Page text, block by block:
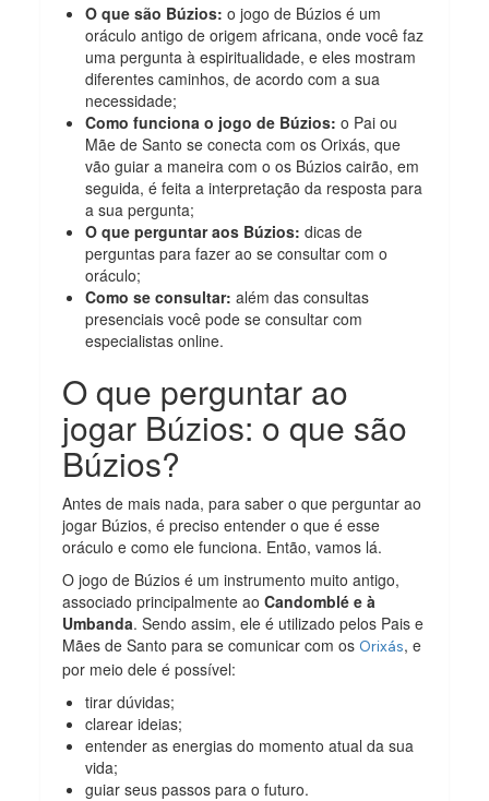
O que são Búzios: o jogo de Búzios é um
oráculo antigo de origem africana, onde você faz
uma pergunta à espiritualidade, e eles mostram
diferentes caminhos, de acordo com a sua
necessidade;
Como funciona o jogo de Búzios: o Pai ou
Mãe de Santo se conecta com os Orixás, que
vão guiar a maneira com o os Búzios cairão, em
seguida, é feita a interpretação da resposta para
a sua pergunta;
O que perguntar aos Búzios: dicas de
perguntas para fazer ao se consultar com o
oráculo;
Como se consultar:além das consultas
presenciais você pode se consultar com
especialistas online.
O que perguntar ao
jogar Búzios: o que são
Búzios?
Antes de mais nada, para saber o que perguntar ao
jogar Búzios, é preciso entender o que é esse
oráculo e como ele funciona. Então, vamos lá.
O jogo de Búzios é um instrumento muito antigo,
associado principalmente aoCandomblé e à
Umbanda. Sendo assim, ele é utilizado pelos Pais e
Mães de Santo para se comunicar com os Orixás, e
por meio dele é possível:
tirar dúvidas;
clarear ideias;
entender as energias do momento atual da sua
vida;
guiar seus passos para o futuro.